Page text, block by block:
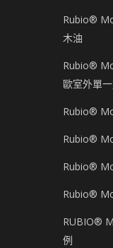
Rubio®
木油
Rubio®
歐室外單
Rubio®
Rubio®
Rubio®
Rubio®
RUBIO®
例